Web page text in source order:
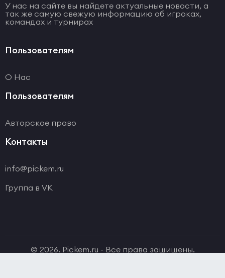
У нас на сайте вы найдете актуальные новости, а
так же самую свежую информацию об игроках,
командах и турнирах
Пользователям
О Нас
Пользователям
Авторское право
Контакты
info@pickem.ru
Группа в VK
© 2026. Pickem.ru - Все права защищены.